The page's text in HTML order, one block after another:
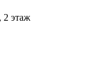
2 этаж